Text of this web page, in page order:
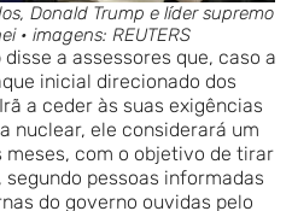
Donald Trump e líder supremo
• imagens: REUTERS
a assessores que, caso a
inicial direcionado dos
a ceder às suas exigências
nuclear, ele considerará um
com o objetivo de tirar
pessoas informadas
do governo ouvidas pelo